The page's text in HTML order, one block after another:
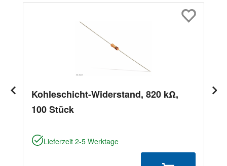
Kohleschicht-Widerstand, 820 kΩ,
100 Stück
Lieferzeit 2-5 Werktage